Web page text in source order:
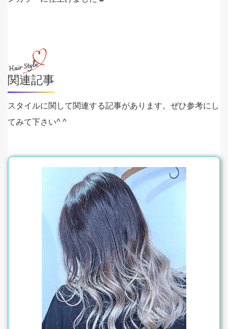
関連記事
スタイルに関して関連する記事があります。ぜひ参考にし
てみて下さい^ ^